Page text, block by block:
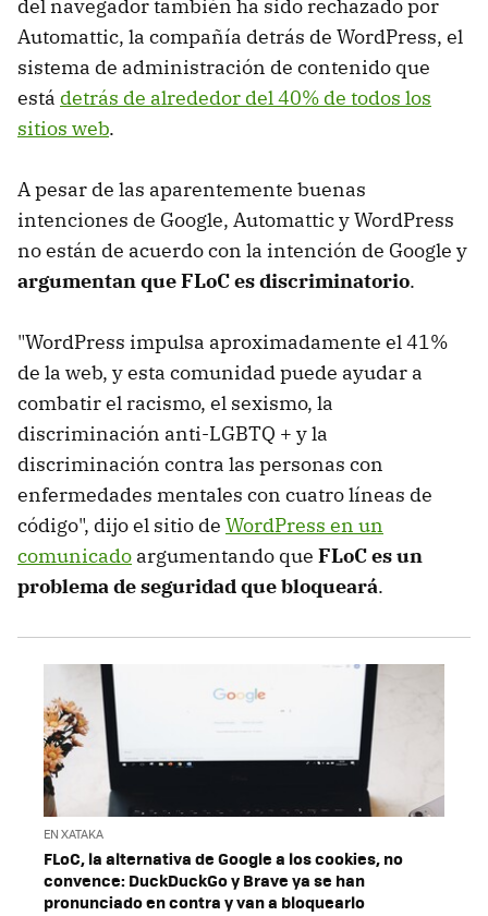
del navegador también ha sido rechazado por
Automattic, la compañía detrás de WordPress, el
sistema de administración de contenido que
está detrás de alrededor del 40% de todos los
sitios web.
A pesar de las aparentemente buenas
intenciones de Google, Automattic y WordPress
no están de acuerdo con la intención de Google y
argumentan que FLoC es discriminatorio.
"WordPress impulsa aproximadamente el 41%
de la web, y esta comunidad puede ayudar a
combatir el racismo, el sexismo, la
discriminación anti-LGBTQ + y la
discriminación contra las personas con
enfermedades mentales con cuatro líneas de
código", dijo el sitio de WordPress en un
comunicado argumentando que FLoC es un
problema de seguridad que bloqueará.
EN XATAKA
FLoC, la alternativa de Google a los cookies, no
convence: DuckDuckGo y Brave ya se han
pronunciado en contra y van a bloquearlo